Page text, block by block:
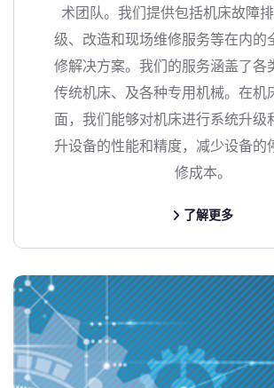
术团队。我们提供包括机床故障
级、改造和现场维修服务等在内的
修解决方案。我们的服务涵盖了各
传统机床、及各种专用机械。在机
面，我们能够对机床进行系统升级
升设备的性能和精度，减少设备的
修成本。
了解更多